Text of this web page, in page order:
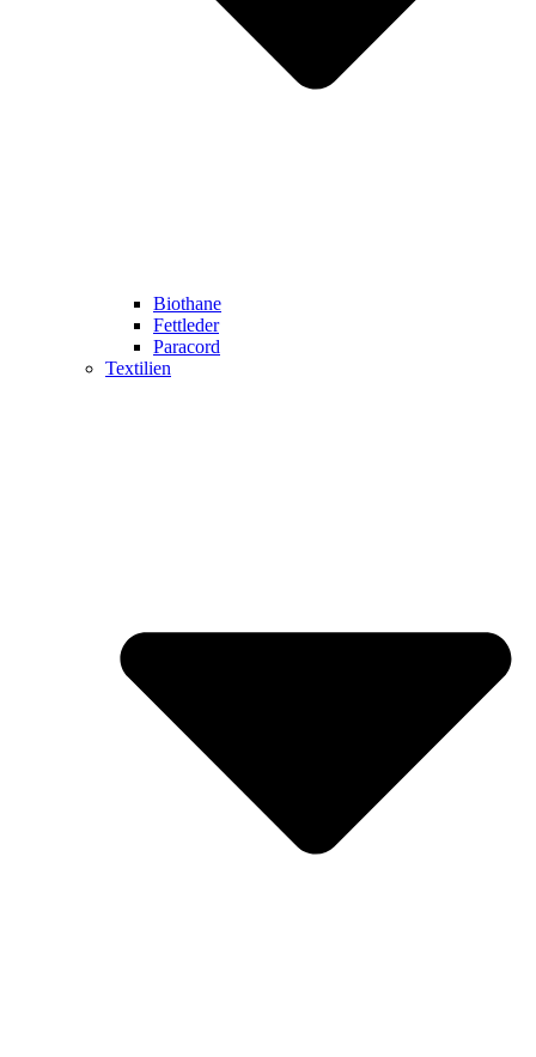
Biothane
Fettleder
Paracord
Textilien